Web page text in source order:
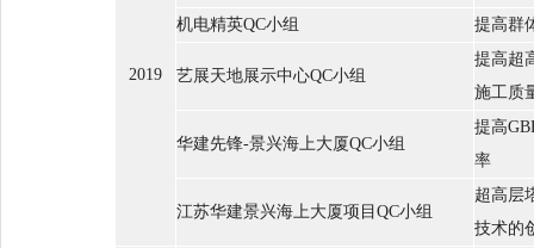
2019
机电精英QC小组
提高群
艺展天地展示中心QC小组
提高超
施工质
华建先锋-景兴海上大厦QC小组
提高
率
江苏华建景兴海上大厦项目QC小组
超高层
技术的